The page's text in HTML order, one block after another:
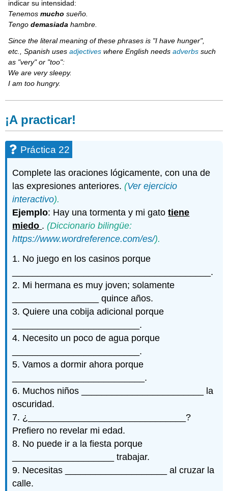
indicar su intensidad:
Tenemos muchosueño.
Tengo demasiadahambre.
Since the literal meaning of these phrases is "I have hunger",
etc., Spanish usesadjectives where English needsadverbs such
as "very" or "too":
We are very sleepy.
I am too hungry.
¡A practicar!
Práctica 22
Complete las oraciones lógicamente, con una de
las expresiones anteriores.(Ver ejercicio
interactivo).
Ejemplo: Hay una tormenta y mi gatotiene
miedo .(Diccionario bilingüe:
https://www.wordreference.com/es/).
1. No juego en los casinos porque
_______________________________________.
2. Mi hermana es muy joven; solamente
_________________ quince años.
3. Quiere una cobija adicional porque
_________________________.
4. Necesito un poco de agua porque
_________________________.
5. Vamos a dormir ahora porque
__________________________.
6. Muchos niños ________________________ la
oscuridad.
7. ¿_______________________________?
Prefiero no revelar mi edad.
8. No puede ir a la fiesta porque
____________________ trabajar.
9. Necesitas ____________________ al cruzar la
calle.